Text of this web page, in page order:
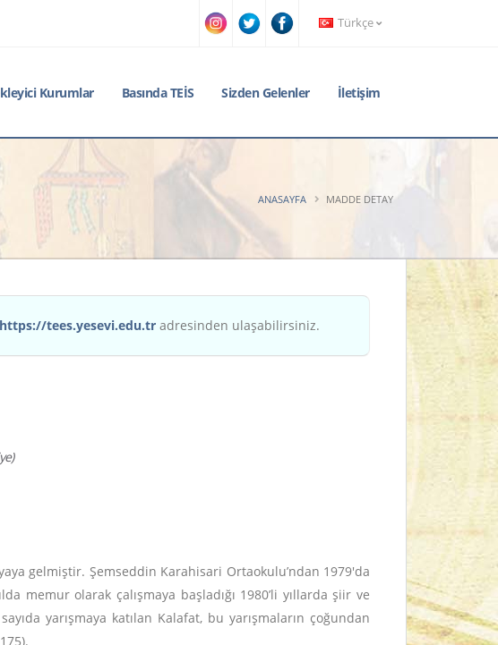
Türkçe
Kurumlar Basında TEİS Sizden Gelenler İletişim
ANASAYFA MADDE DETAY
https://tees.yesevi.edu.tr adresinden ulaşabilirsiniz.
gelmiştir. Şemseddin Karahisari Ortaokulu’ndan 1979'da
olarak çalışmaya başladığı 1980’li yıllarda şiir ve
yarışmaya katılan Kalafat, bu yarışmaların çoğundan